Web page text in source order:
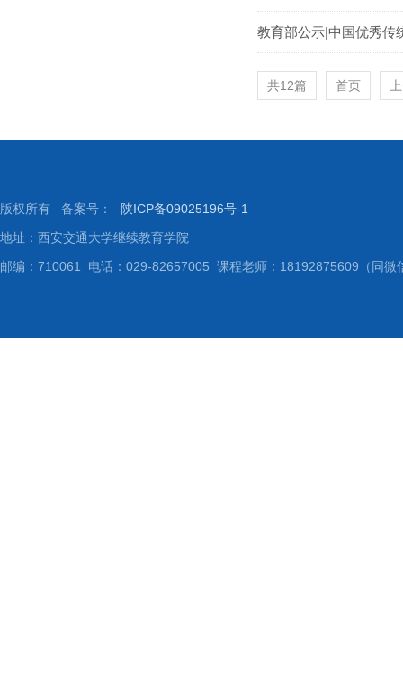
教育部公示|中国优秀传
共12篇 首页
版权所有 备案号：
陕ICP备09025196号-1
地址：西安交通大学继续教育学院
邮编：710061 电话：029-82657005 课程老师：18192875609（同微